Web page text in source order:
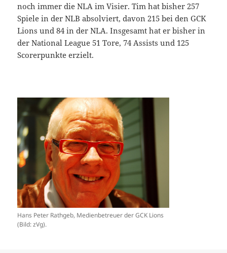
noch immer die NLA im Visier. Tim hat bisher 257
Spiele in der NLB absolviert, davon 215 bei den GCK
Lions und 84 in der NLA. Insgesamt hat er bisher in
der National League 51 Tore, 74 Assists und 125
Scorerpunkte erzielt.
Hans Peter Rathgeb, Medienbetreuer der GCK Lions
(Bild: zVg).